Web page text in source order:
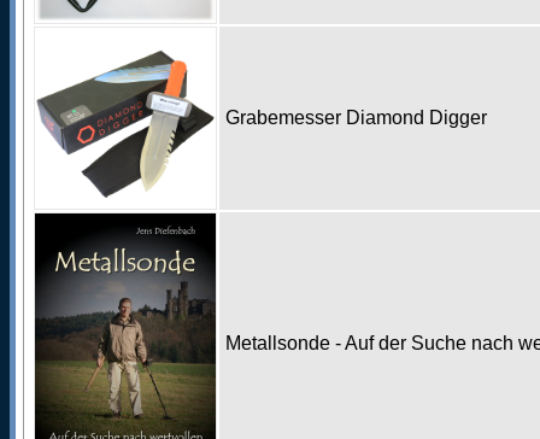
Grabemesser Diamond Digger
Metallsonde - Auf der Suche nach